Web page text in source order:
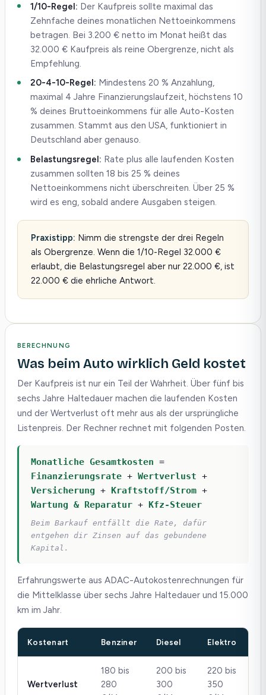
1/10-Regel: Der Kaufpreis sollte maximal das
Zehnfache deines monatlichen Nettoeinkommens
betragen. Bei 3.200 € netto im Monat heißt das
32.000 € Kaufpreis als reine Obergrenze, nicht als
Empfehlung.
20-4-10-Regel: Mindestens 20 % Anzahlung,
maximal 4 Jahre Finanzierungslaufzeit, höchstens 10
% deines Bruttoeinkommens für alle Auto-Kosten
zusammen. Stammt aus den USA, funktioniert in
Deutschland aber genauso.
Belastungsregel: Rate plus alle laufenden Kosten
zusammen sollten 18 bis 25 % deines
Nettoeinkommens nicht überschreiten. Über 25 %
wird es eng, sobald andere Ausgaben steigen.
Praxistipp: Nimm die strengste der drei Regeln
als Obergrenze. Wenn die 1/10-Regel 32.000 €
erlaubt, die Belastungsregel aber nur 22.000 €, ist
22.000 € die ehrliche Antwort.
BERECHNUNG
Was beim Auto wirklich Geld kostet
Der Kaufpreis ist nur ein Teil der Wahrheit. Über fünf bis
sechs Jahre Haltedauer machen die laufenden Kosten
und der Wertverlust oft mehr aus als der ursprüngliche
Listenpreis. Der Rechner rechnet mit folgenden Posten.
Monatliche Gesamtkosten =
Finanzierungsrate + Wertverlust +
Versicherung + Kraftstoff/Strom +
Wartung & Reparatur + Kfz-Steuer
Beim Barkauf entfällt die Rate, dafür
entgehen dir Zinsen auf das gebundene
Kapital.
Erfahrungswerte aus ADAC-Autokostenrechnungen für
die Mittelklasse über sechs Jahre Haltedauer und 15.000
km im Jahr.
Kostenart Benziner Diesel Elektro
Wertverlust
180 bis
280
200 bis
300
220 bis
350